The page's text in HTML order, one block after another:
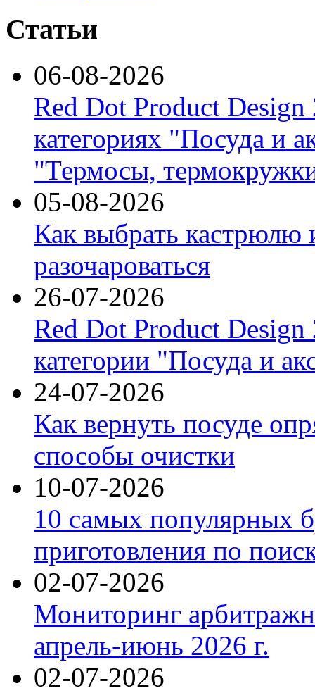
Статьи
06-08-2026
Red Dot Product Design
категориях "Посуда и
"Термосы,
05-08-2026
Как выбрать кастрюлю
разочароваться
26-07-2026
Red Dot Product Design
категории "Посуда и
24-07-2026
Как вернуть посуде
способы очистки
10-07-2026
10 самых популярных
приготовления по
02-07-2026
Мониторинг
апрель-июнь 2026 г.
02-07-2026